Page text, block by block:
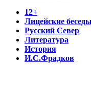
12+
Лицейские беседы
Русский Север
Литература
История
И.С.Фрадков